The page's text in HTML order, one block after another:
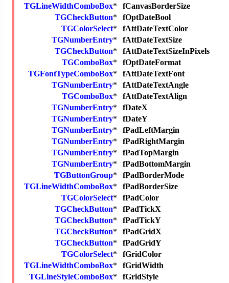
TGLineWidthComboBox*
fCanvasBorderSize
TGCheckButton*
fOptDateBool
TGColorSelect*
fAttDateTextColor
TGNumberEntry*
fAttDateTextSize
TGCheckButton*
fAttDateTextSizeInPixels
TGComboBox*
fOptDateFormat
TGFontTypeComboBox*
fAttDateTextFont
TGNumberEntry*
fAttDateTextAngle
TGComboBox*
fAttDateTextAlign
TGNumberEntry*
fDateX
TGNumberEntry*
fDateY
TGNumberEntry*
fPadLeftMargin
TGNumberEntry*
fPadRightMargin
TGNumberEntry*
fPadTopMargin
TGNumberEntry*
fPadBottomMargin
TGButtonGroup*
fPadBorderMode
TGLineWidthComboBox*
fPadBorderSize
TGColorSelect*
fPadColor
TGCheckButton*
fPadTickX
TGCheckButton*
fPadTickY
TGCheckButton*
fPadGridX
TGCheckButton*
fPadGridY
TGColorSelect*
fGridColor
TGLineWidthComboBox*
fGridWidth
TGLineStyleComboBox*
fGridStyle